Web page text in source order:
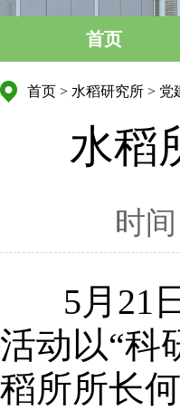
首页
首页 > 水稻研究所 > 党
水稻
时
5月21日
活动以“科
稻所所长